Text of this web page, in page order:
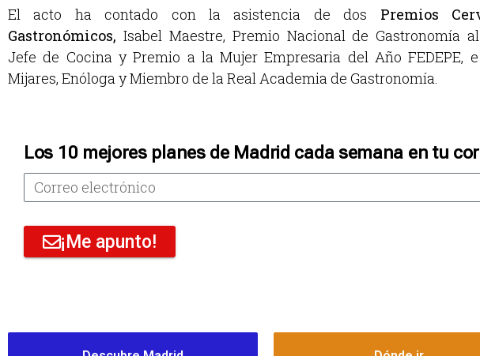
El acto ha contado con la asistencia de dos Premios
Gastronómicos, Isabel Maestre, Premio Nacional de Gastronomía
Jefe de Cocina y Premio a la Mujer Empresaria del Año FEDEPE,
Mijares, Enóloga y Miembro de la Real Academia de Gastronomía.
Los 10 mejores planes de Madrid cada semana en tu
¡Me apunto!